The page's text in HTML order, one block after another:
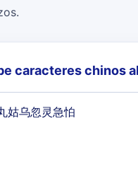
caracteres chinos